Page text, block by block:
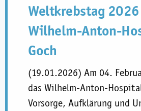
Weltkrebstag
Wilhelm-Anton-
Goch
(19.01.2026) Am 04.
das Wilhelm-Anton-
Vorsorge, Aufklärung und